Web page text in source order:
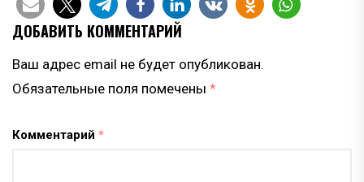
ДОБАВИТЬ КОММЕНТАРИЙ
Ваш адрес email не будет опубликован.
Обязательные поля помечены *
Комментарий *